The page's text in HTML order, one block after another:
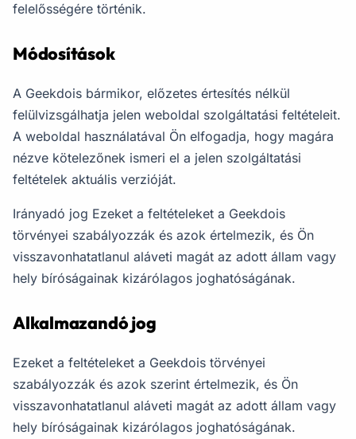
felelősségére történik.
Módosítások
A Geekdois bármikor, előzetes értesítés nélkül
felülvizsgálhatja jelen weboldal szolgáltatási feltételeit.
A weboldal használatával Ön elfogadja, hogy magára
nézve kötelezőnek ismeri el a jelen szolgáltatási
feltételek aktuális verzióját.
Irányadó jog Ezeket a feltételeket a Geekdois
törvényei szabályozzák és azok értelmezik, és Ön
visszavonhatatlanul aláveti magát az adott állam vagy
hely bíróságainak kizárólagos joghatóságának.
Alkalmazandó jog
Ezeket a feltételeket a Geekdois törvényei
szabályozzák és azok szerint értelmezik, és Ön
visszavonhatatlanul aláveti magát az adott állam vagy
hely bíróságainak kizárólagos joghatóságának.